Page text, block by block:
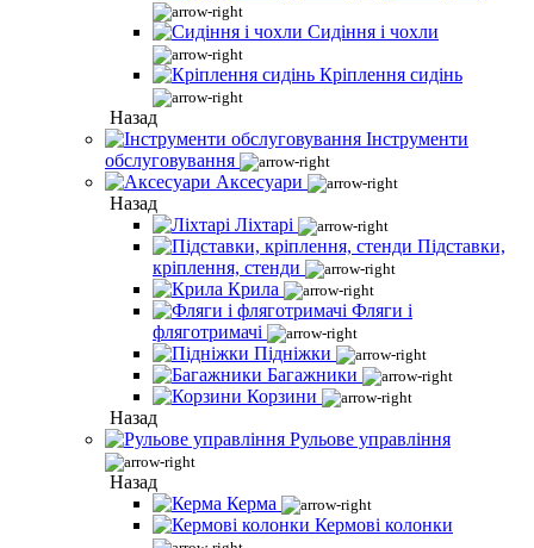
Сидіння і чохли
Кріплення сидінь
Назад
Інструменти
обслуговування
Аксесуари
Назад
Ліхтарі
Підставки,
кріплення, стенди
Крила
Фляги і
фляготримачі
Підніжки
Багажники
Корзини
Назад
Рульове управління
Назад
Керма
Кермові колонки